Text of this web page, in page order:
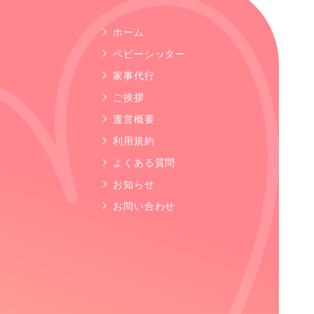
ホーム
ベビーシッター
家事代行
ご挨拶
運営概要
利用規約
よくある質問
お知らせ
お問い合わせ